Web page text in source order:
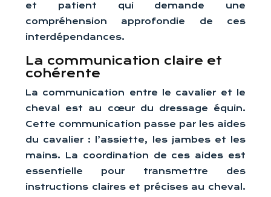
et patient qui demande une
compréhension approfondie de ces
interdépendances.
La communication claire et
cohérente
La communication entre le cavalier et le
cheval est au cœur du dressage équin.
Cette communication passe par les aides
du cavalier : l’assiette, les jambes et les
mains. La coordination de ces aides est
essentielle pour transmettre des
instructions claires et précises au cheval.